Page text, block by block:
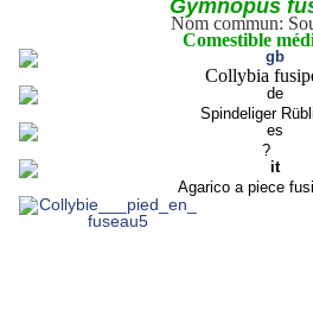
Gymnopus
Nom commun:
Comestible
Collybia
Spindeliger
?
Agarico a piece